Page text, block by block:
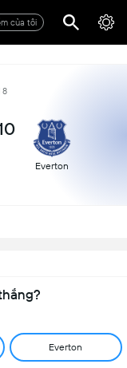
của tôi
8
Everton
Everton